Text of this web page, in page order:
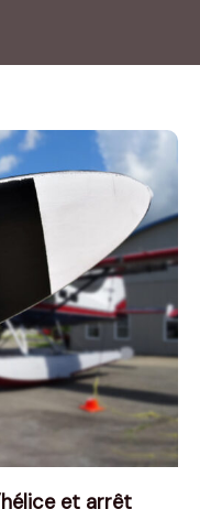
et arrêt